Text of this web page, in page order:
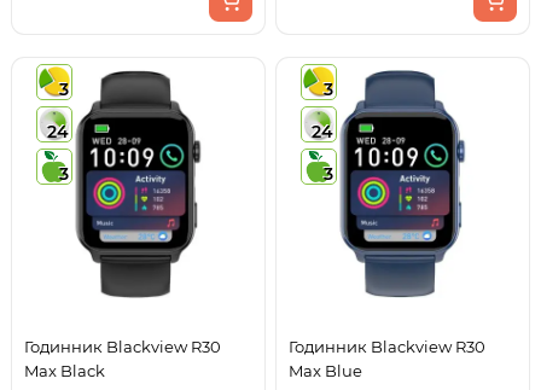
3
24
3
Годинник Blackview R30
Max Black
3
24
3
Годинник Blackview R30
Max Blue